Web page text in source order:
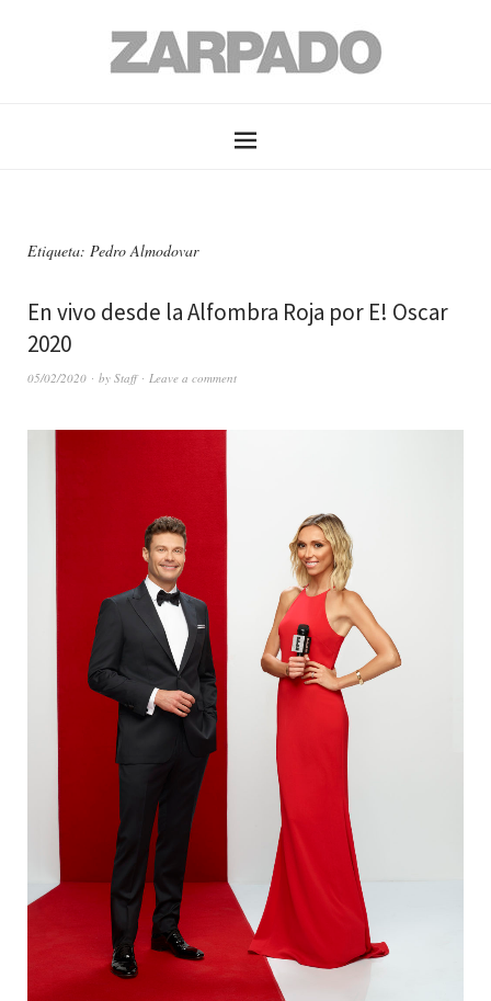
Etiqueta: Pedro Almodovar
En vivo desde la Alfombra Roja por E! Oscar
2020
05/02/2020 by Staff Leave a comment